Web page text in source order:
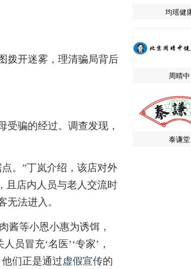
开迷雾，理清骗局背后
骗的经过。调查发现，
。”丁岚介绍，该店对外
且店内人员与老人交流时
法进入。
等小恩小惠为诱饵，
员冒充‘名医’‘专家’，
们正是通过虚假宣传的
均瑶健
周晴中
泰谦堂